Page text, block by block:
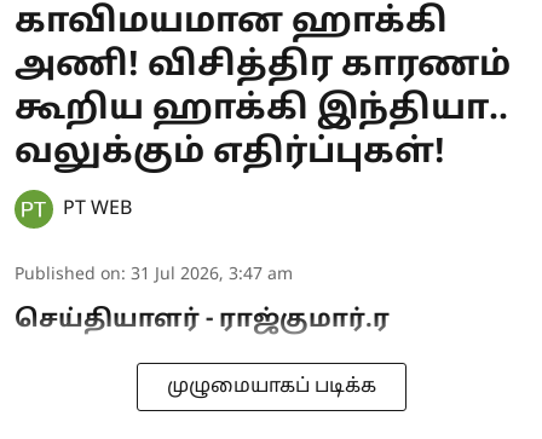
காவிமயமான ஹாக்கி
அணி! விசித்திர காரணம்
கூறிய ஹாக்கி இந்தியா..
வலுக்கும் எதிர்ப்புகள்!
PT WEB
Published on: 31 Jul 2026, 3:47 am
செய்தியாளர் - ராஜ்குமார்.ர
முழுமையாகப் படிக்க